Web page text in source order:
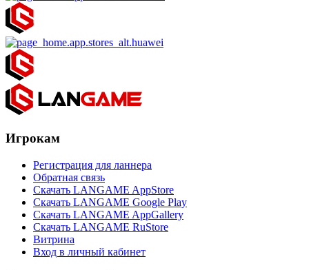
Игрокам
Регистрация для ланнера
Обратная связь
Скачать LANGAME AppStore
Скачать LANGAME Google Play
Скачать LANGAME AppGallery
Скачать LANGAME RuStore
Витрина
Вход в личный кабинет